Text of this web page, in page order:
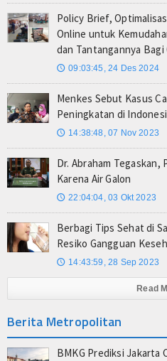
Policy Brief,
Online untuk
dan Tantangannya
🕔 09:03:45, 24 Des 2024
Menkes Sebut Kasus
Peningkatan di
🕔 14:38:48, 07 Nov 2023
Dr. Abraham Tegaskan,
Karena Air Galon
🕔 22:04:04, 03 Okt 2023
Berbagi Tips Sehat di
Resiko Gangguan
🕔 14:43:59, 28 Sep 2023
Read
Berita Metropolitan
BMKG Prediksi Jakarta